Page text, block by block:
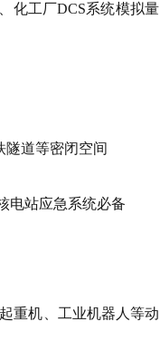
化工厂DCS系统模拟量
隧道等密闭空间
电站应急系统必备
重机、工业机器人等动